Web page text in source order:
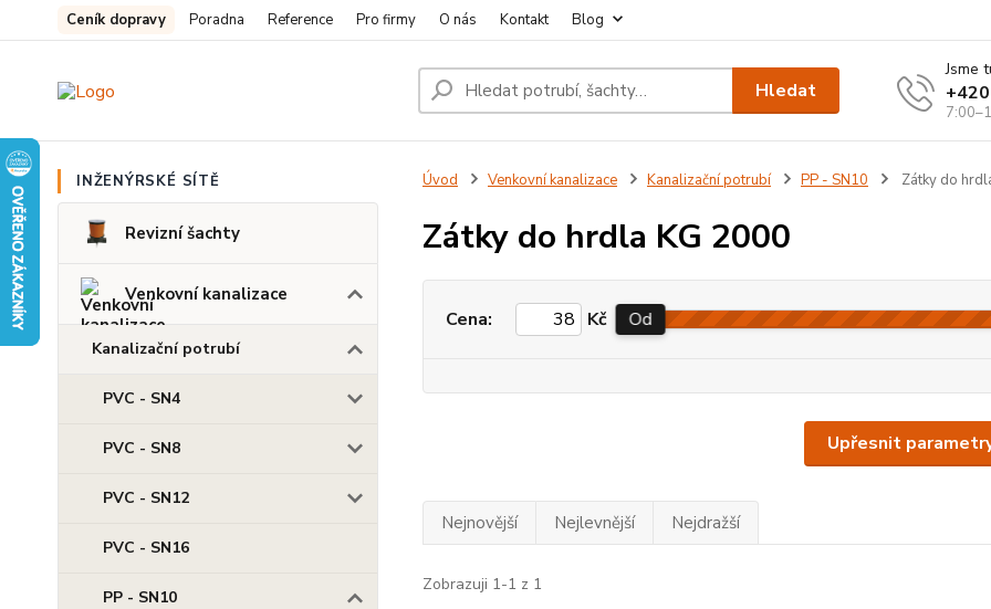
Ceník dopravy Poradna Reference Pro firmy O nás Kontakt Blog
Hledat
Jsme
INŽENÝRSKÉ SÍTĚ
Revizní šachty
Venkovní kanalizace
Kanalizační potrubí
PVC - SN4
PVC - SN8
PVC - SN12
PVC - SN16
PP - SN10
Úvod Venkovní kanalizace Kanalizační potrubí PP - SN10 Zátky do
Zátky do hrdla KG 2000
Upřesnit
Cena: Kč Od
Nejnovější Nejlevnější Nejdražší
Zobrazuji 1-1 z 1